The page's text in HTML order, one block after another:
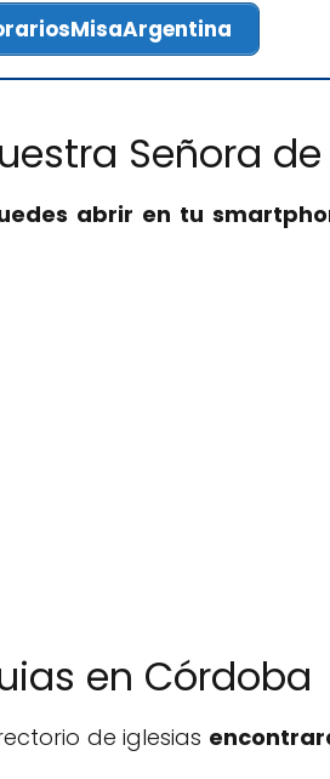
Señora
abrir en tu
en Córdoba
de iglesias